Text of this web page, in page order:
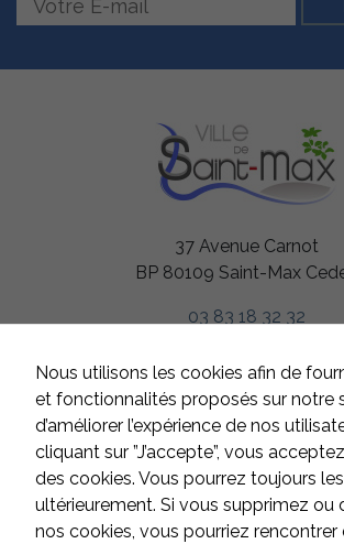
37 Avenue Carnot
BP 80109 Saint-Max
03 83 18 32 32
HORAIRES
Du lundi au jeudi
de 8h à 12h et de 13h à
Le vendredi
de 8h à 12h et de 13h à 16h
Samedi et dimanche
fermé
Nous utilisons les cookies afin de
et fonctionnalités proposés sur notre
d’améliorer l’expérience de nos
cliquant sur ”J’accepte”, vous
des cookies. Vous pourrez toujours
ultérieurement. Si vous supprimez ou
nos cookies, vous pourriez rencontrer